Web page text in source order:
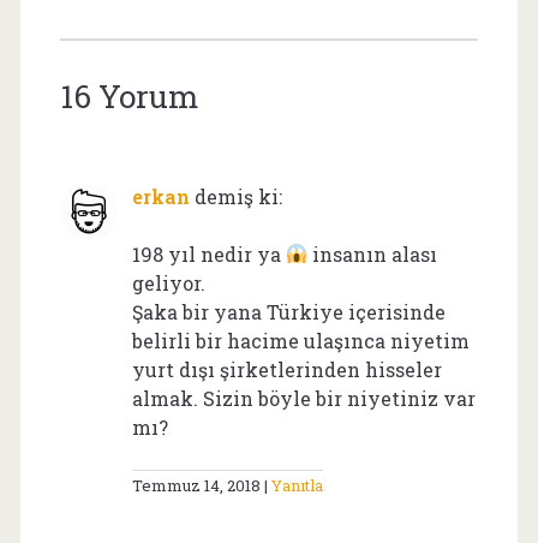
16 Yorum
erkan demiş ki:
198 yıl nedir ya
insanın alası
geliyor.
Şaka bir yana Türkiye içerisinde
belirli bir hacime ulaşınca niyetim
yurt dışı şirketlerinden hisseler
almak. Sizin böyle bir niyetiniz var
mı?
Temmuz 14, 2018 Yanıtla